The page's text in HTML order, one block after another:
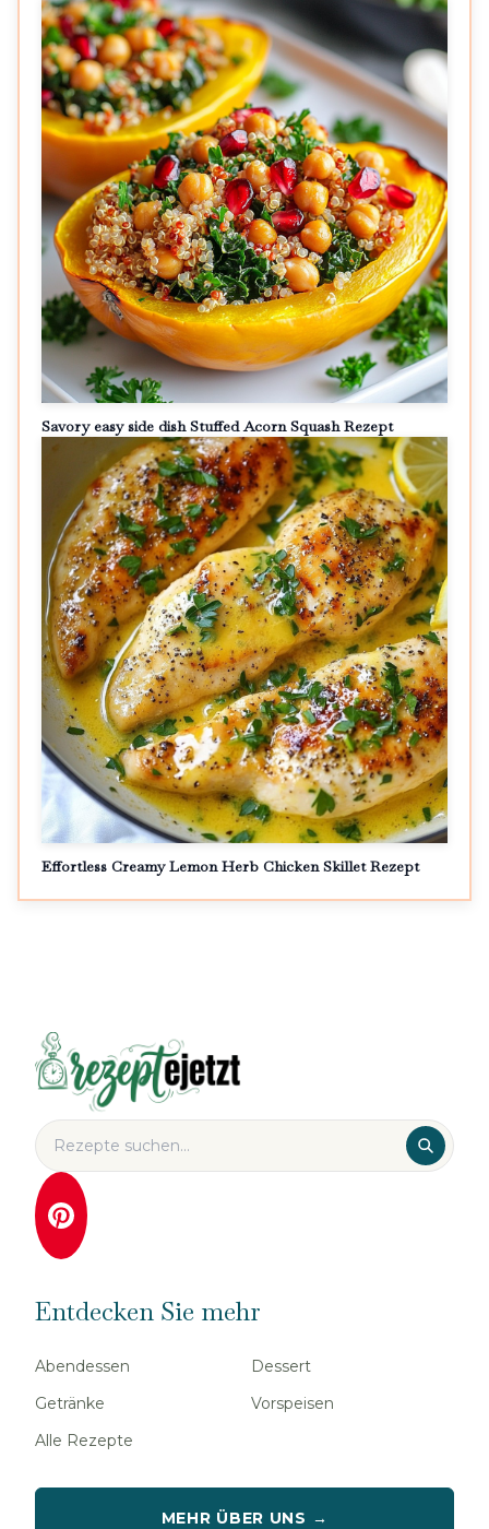
Savory easy side dish Stuffed Acorn Squash Rezept
Effortless Creamy Lemon Herb Chicken Skillet Rezept
Entdecken Sie mehr
Abendessen
Dessert
Getränke
Vorspeisen
Alle Rezepte
MEHR ÜBER UNS →